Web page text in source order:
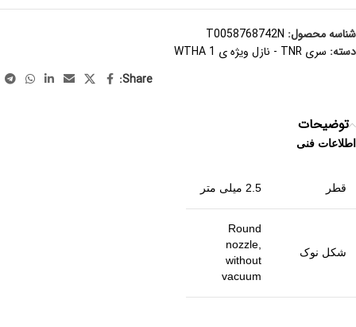
شناسه محصول: T0058768742N
دسته: سری TNR - نازل ویژه ی WTHA 1
Share:
توضیحات
اطلاعات فنی
قطر 2.5 میلی متر
شکل نوک
Round
nozzle,
without
vacuum